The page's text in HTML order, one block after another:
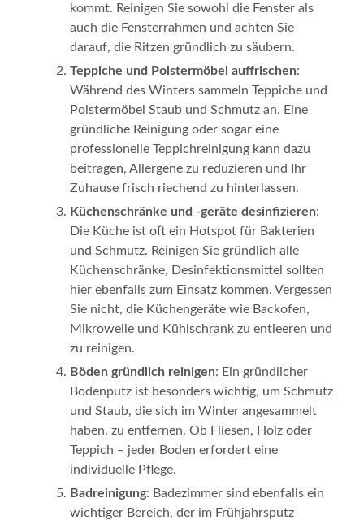
kommt. Reinigen Sie sowohl die Fenster als
auch die Fensterrahmen und achten Sie
darauf, die Ritzen gründlich zu säubern.
Teppiche und Polstermöbel auffrischen:
Während des Winters sammeln Teppiche und
Polstermöbel Staub und Schmutz an. Eine
gründliche Reinigung oder sogar eine
professionelle Teppichreinigung kann dazu
beitragen, Allergene zu reduzieren und Ihr
Zuhause frisch riechend zu hinterlassen.
Küchenschränke und -geräte desinfizieren:
Die Küche ist oft ein Hotspot für Bakterien
und Schmutz. Reinigen Sie gründlich alle
Küchenschränke, Desinfektionsmittel sollten
hier ebenfalls zum Einsatz kommen. Vergessen
Sie nicht, die Küchengeräte wie Backofen,
Mikrowelle und Kühlschrank zu entleeren und
zu reinigen.
Böden gründlich reinigen: Ein gründlicher
Bodenputz ist besonders wichtig, um Schmutz
und Staub, die sich im Winter angesammelt
haben, zu entfernen. Ob Fliesen, Holz oder
Teppich – jeder Boden erfordert eine
individuelle Pflege.
Badreinigung: Badezimmer sind ebenfalls ein
wichtiger Bereich, der im Frühjahrsputz